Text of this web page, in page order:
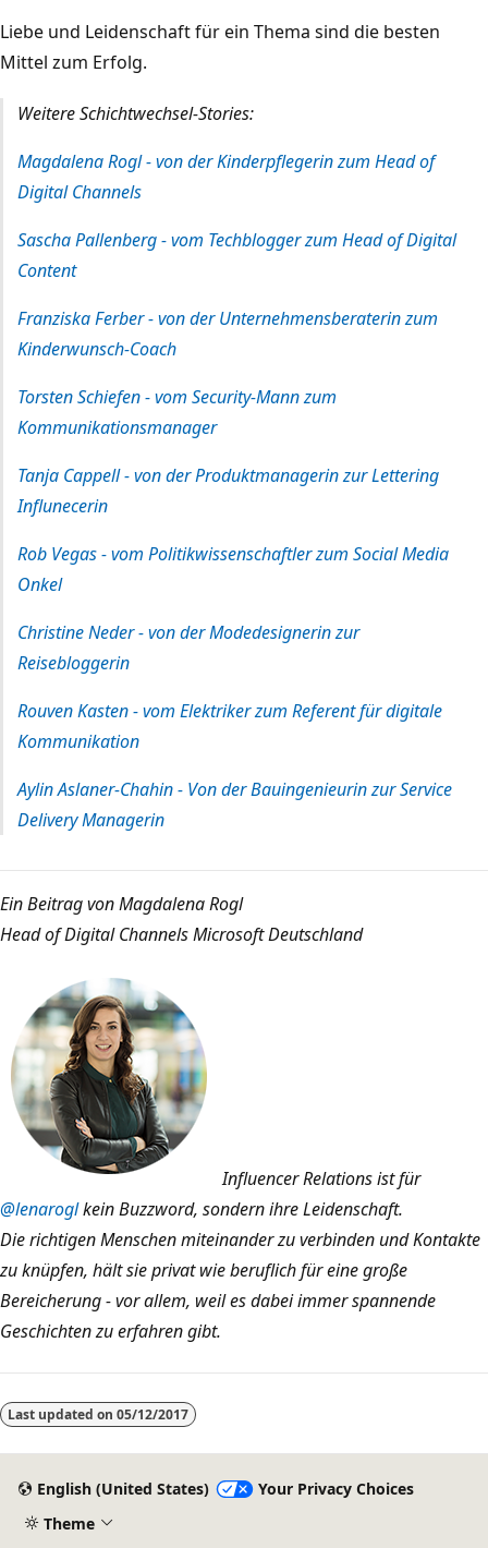
Liebe und Leidenschaft für ein Thema sind die besten
Mittel zum Erfolg.
Weitere Schichtwechsel-Stories:
Magdalena Rogl - von der Kinderpflegerin zum Head of
Digital Channels
Sascha Pallenberg - vom Techblogger zum Head of Digital
Content
Franziska Ferber - von der Unternehmensberaterin zum
Kinderwunsch-Coach
Torsten Schiefen - vom Security-Mann zum
Kommunikationsmanager
Tanja Cappell - von der Produktmanagerin zur Lettering
Influnecerin
Rob Vegas - vom Politikwissenschaftler zum Social Media
Onkel
Christine Neder - von der Modedesignerin zur
Reisebloggerin
Rouven Kasten - vom Elektriker zum Referent für digitale
Kommunikation
Aylin Aslaner-Chahin - Von der Bauingenieurin zur Service
Delivery Managerin
Ein Beitrag von Magdalena Rogl
Head of Digital Channels Microsoft Deutschland
Influencer Relations ist für
@lenaroglkein Buzzword, sondern ihre Leidenschaft.
Die richtigen Menschen miteinander zu verbinden und Kontakte
zu knüpfen, hält sie privat wie beruflich für eine große
Bereicherung - vor allem, weil es dabei immer spannende
Geschichten zu erfahren gibt.
Last updated on 05/12/2017
English (United States)
Your Privacy Choices
Theme